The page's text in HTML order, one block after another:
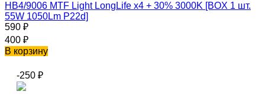
HB4/9006 MTF Light LongLife x4 + 30% 3000K [BOX 1 шт.
55W 1050Lm P22d]
590 ₽
400 ₽
В корзину
-250 ₽